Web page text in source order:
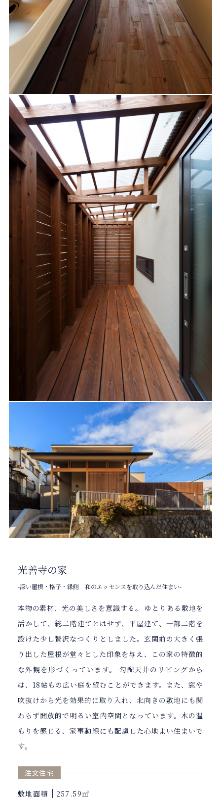
光善寺の家
-深い屋根・格子・縁側 和のエッセンスを取り込んだ住まい-
本物の素材、光の美しさを意識する。 ゆとりある敷地を
活かして、総二階建てとはせず、平屋建て、一部二階を
設けた少し贅沢なつくりとしました。玄関前の大きく張
り出した屋根が堂々とした印象を与え、この家の特徴的
な外観を形づくっています。 勾配天井のリビングから
は、18帖もの広い庭を望むことができます。また、窓や
吹抜けから光を効果的に取り入れ、北向きの敷地にも関
わらず開放的で明るい室内空間となっています。木の温
もりを感じる、家事動線にも配慮した心地よい住まいで
す。
注文住宅
敷地面積 257.59㎡